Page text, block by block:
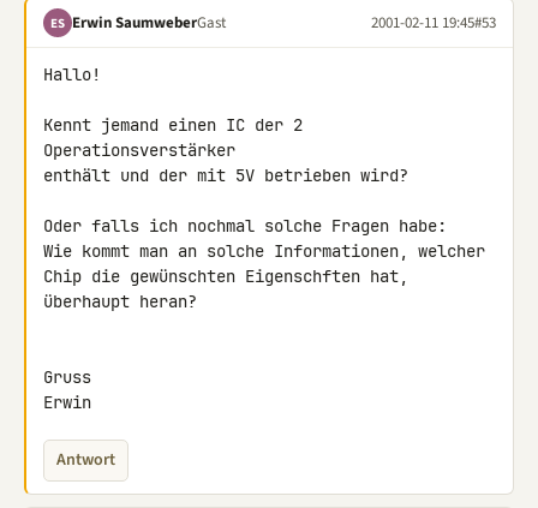
ES Erwin SaumweberGast 2001-02-11 19:45#53
Hallo!
Kennt jemand einen IC der 2
Operationsverstärker
enthält und der mit 5V betrieben wird?
Oder falls ich nochmal solche Fragen habe:
Wie kommt man an solche Informationen, welcher
Chip die gewünschten Eigenschften hat,
überhaupt heran?
Gruss
Erwin
Antwort